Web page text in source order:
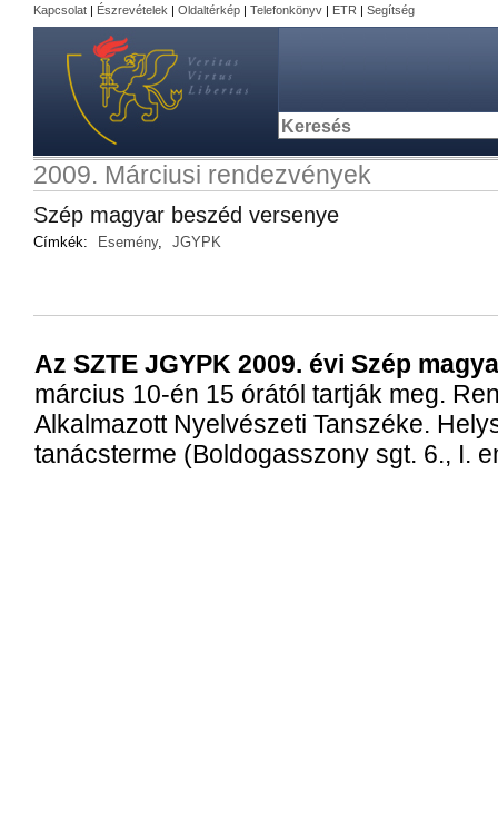
Kapcsolat | Észrevételek | Oldaltérkép | Telefonkönyv | ETR | Segítség
2009. Márciusi rendezvények
Szép magyar beszéd versenye
Címkék: Esemény, JGYPK
Az SZTE JGYPK 2009. évi Szép
március 10-én 15 órától tartják meg.
Alkalmazott Nyelvészeti Tanszéke.
tanácsterme (Boldogasszony sgt. 6., I.